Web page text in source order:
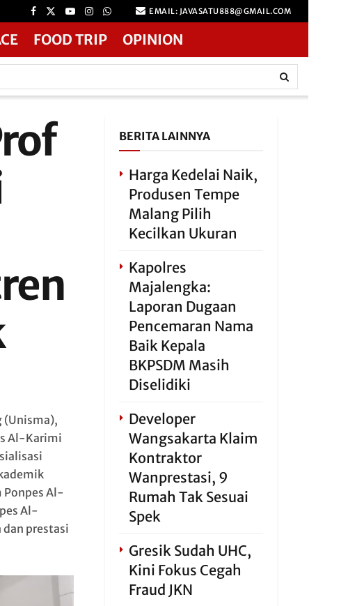
EMAIL: JAVASATU888@GMAIL.COM
FOOD TRIP OPINION
(Unisma),
Al-Karimi
Al-
Al-
prestasi
BERITA LAINNYA
Harga Kedelai Naik,
Produsen Tempe
Malang Pilih
Kecilkan Ukuran
Kapolres
Majalengka:
Laporan Dugaan
Pencemaran Nama
Baik Kepala
BKPSDM Masih
Diselidiki
Developer
Wangsakarta Klaim
Kontraktor
Wanprestasi, 9
Rumah Tak Sesuai
Spek
Gresik Sudah UHC,
Kini Fokus Cegah
Fraud JKN